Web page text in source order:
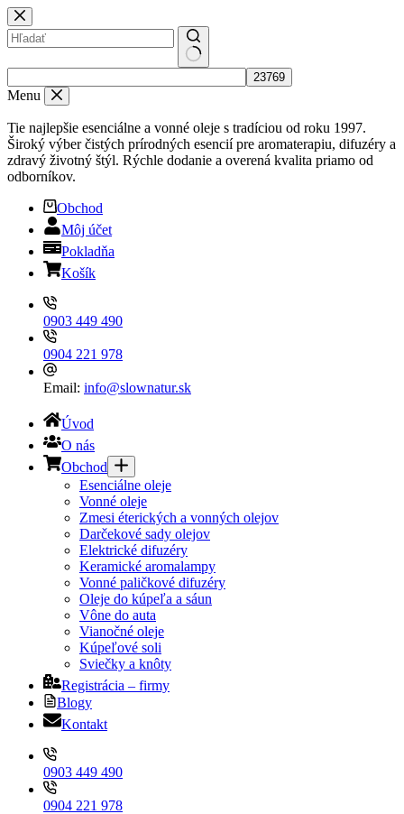
Skip
to
content
results
Menu
Tie najlepšie esenciálne a vonné oleje s tradíciou od roku 1997.
Široký výber čistých prírodných esencií pre aromaterapiu, difuzéry a
zdravý životný štýl. Rýchle dodanie a overená kvalita priamo od
odborníkov.
Obchod
Môj účet
Pokladňa
Košík
0903 449 490
0904 221 978
Email: info@slownatur.sk
Úvod
O nás
Obchod
Esenciálne oleje
Vonné oleje
Zmesi éterických a vonných olejov
Darčekové sady olejov
Elektrické difuzéry
Keramické aromalampy
Vonné paličkové difuzéry
Oleje do kúpeľa a sáun
Vône do auta
Vianočné oleje
Kúpeľové soli
Sviečky a knôty
Registrácia – firmy
Blogy
Kontakt
0903 449 490
0904 221 978